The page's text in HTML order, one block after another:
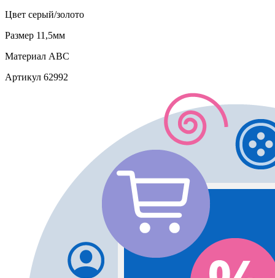
Цвет серый/золото
Размер 11,5мм
Материал АВС
Артикул 62992